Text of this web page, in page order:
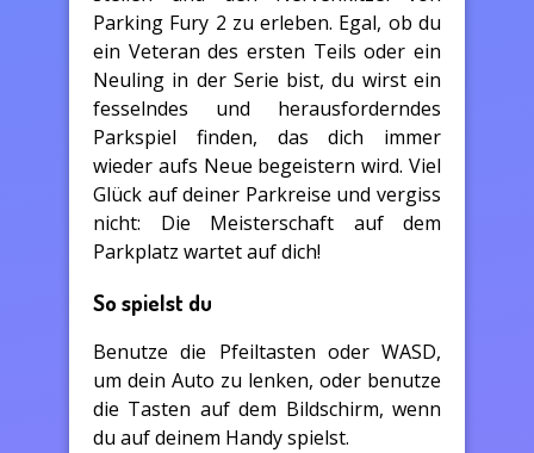
Parking Fury 2 zu erleben. Egal, ob du
ein Veteran des ersten Teils oder ein
Neuling in der Serie bist, du wirst ein
fesselndes und herausforderndes
Parkspiel finden, das dich immer
wieder aufs Neue begeistern wird. Viel
Glück auf deiner Parkreise und vergiss
nicht: Die Meisterschaft auf dem
Parkplatz wartet auf dich!
So spielst du
Benutze die Pfeiltasten oder WASD,
um dein Auto zu lenken, oder benutze
die Tasten auf dem Bildschirm, wenn
du auf deinem Handy spielst.